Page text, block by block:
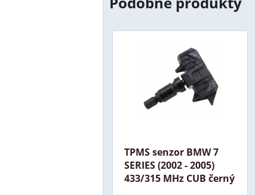
TPMS senzor BMW 7
SERIES (2002 - 2005)
433/315 MHz CUB černý